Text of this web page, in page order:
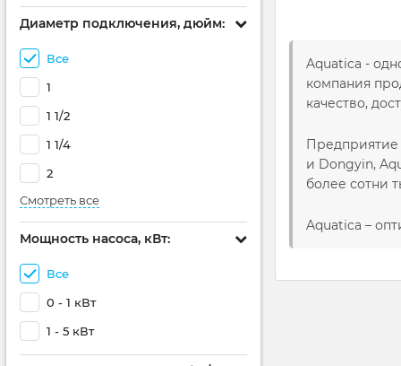
Диаметр подключения, дюйм:
Все
1
1 1/2
1 1/4
2
Смотреть все
Мощность насоса, кВт:
Все
0 - 1 кВт
1 - 5 кВт
Aquatica -
компания
качество,
Предприятие
и Dongyin,
более сотни
Aquatica –